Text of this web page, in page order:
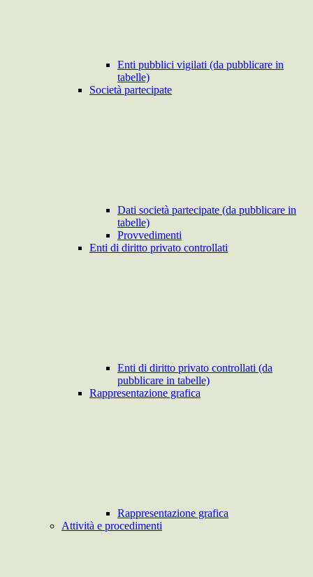
Enti pubblici vigilati (da pubblicare in
tabelle)
Società partecipate
Dati società partecipate (da pubblicare in
tabelle)
Provvedimenti
Enti di diritto privato controllati
Enti di diritto privato controllati (da
pubblicare in tabelle)
Rappresentazione grafica
Rappresentazione grafica
Attività e procedimenti